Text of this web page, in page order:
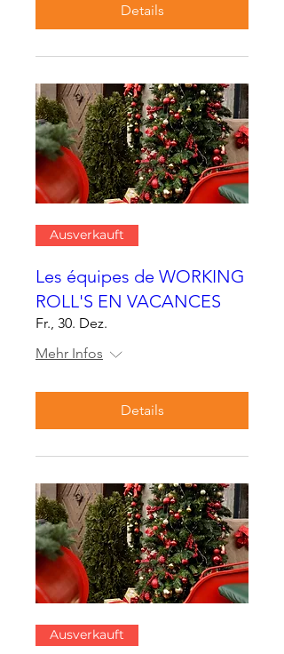
Details
Ausverkauft
Les équipes de WORKING
ROLL'S EN VACANCES
Fr., 30. Dez.
Mehr Infos
Details
Ausverkauft